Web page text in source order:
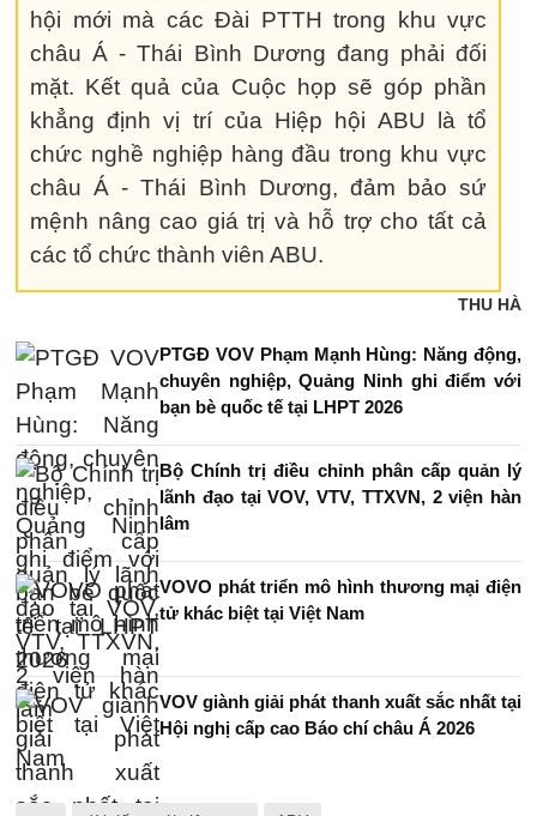
hội mới mà các Đài PTTH trong khu vực
châu Á - Thái Bình Dương đang phải đối
mặt. Kết quả của Cuộc họp sẽ góp phần
khẳng định vị trí của Hiệp hội ABU là tổ
chức nghề nghiệp hàng đầu trong khu vực
châu Á - Thái Bình Dương, đảm bảo sứ
mệnh nâng cao giá trị và hỗ trợ cho tất cả
các tổ chức thành viên ABU.
THU HÀ
PTGĐ VOV Phạm Mạnh Hùng: Năng động,
chuyên nghiệp, Quảng Ninh ghi điểm với
bạn bè quốc tế tại LHPT 2026
Bộ Chính trị điều chỉnh phân cấp quản lý
lãnh đạo tại VOV, VTV, TTXVN, 2 viện hàn
lâm
VOVO phát triển mô hình thương mại điện
tử khác biệt tại Việt Nam
VOV giành giải phát thanh xuất sắc nhất tại
Hội nghị cấp cao Báo chí châu Á 2026